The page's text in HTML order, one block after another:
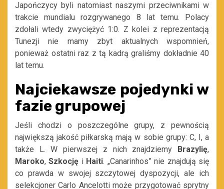
Japończycy byli natomiast naszymi przeciwnikami w
trakcie mundialu rozgrywanego 8 lat temu. Polacy
zdołali wtedy zwyciężyć 1:0. Z kolei z reprezentacją
Tunezji nie mamy zbyt aktualnych wspomnień,
ponieważ ostatni raz z tą kadrą graliśmy dokładnie 40
lat temu.
Najciekawsze pojedynki w
fazie grupowej
Jeśli chodzi o poszczególne grupy, z pewnością
największą jakość piłkarską mają w sobie grupy: C, I, a
także L. W pierwszej z nich znajdziemy Brazylię,
Maroko,Szkocję i Haiti. „Canarinhos” nie znajdują się
co prawda w swojej szczytowej dyspozycji, ale ich
selekcjoner Carlo Ancelotti może przygotować sprytny